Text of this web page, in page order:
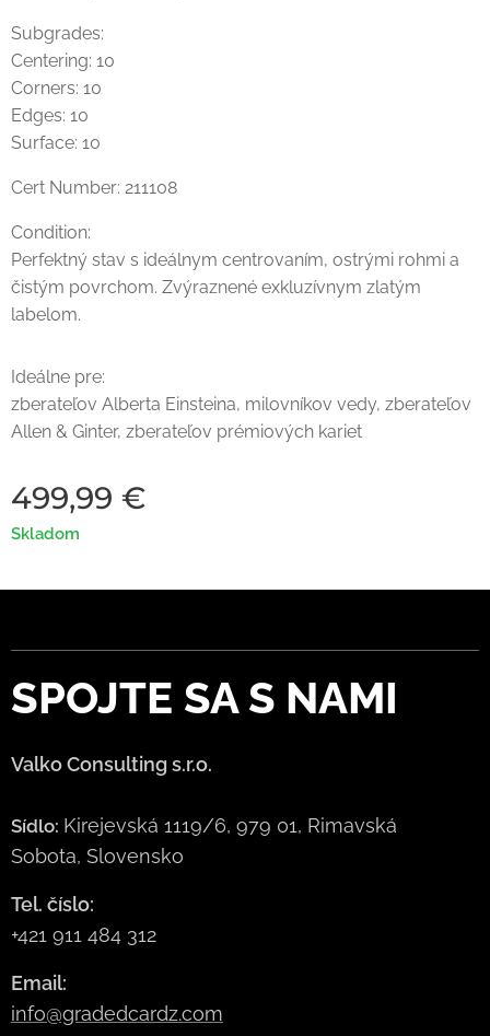
Subgrades:
Centering: 10
Corners: 10
Edges: 10
Surface: 10
Cert Number: 211108
Condition:
Perfektný stav s ideálnym centrovaním, ostrými rohmi a
čistým povrchom. Zvýraznené exkluzívnym zlatým
labelom.
Ideálne pre:
zberateľov Alberta Einsteina, milovníkov vedy, zberateľov
Allen & Ginter, zberateľov prémiových kariet
499,99 €
Skladom
SPOJTE SA S NAMI
Valko Consulting s.r.o.
Sídlo: Kirejevská 1119/6, 979 01, Rimavská
Sobota, Slovensko
Tel. číslo:
+421 911 484 312
Email:
info@gradedcardz.com